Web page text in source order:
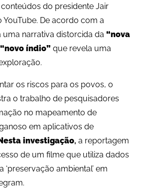
do presidente Jair
YouTube. De acordo com a
uma narrativa distorcida da “nova
índio” que revela uma
os riscos para os povos, o
o trabalho de pesquisadores
no mapeamento de
em aplicativos de
investigação, a reportagem
de um filme que utiliza dados
‘preservação ambiental’ em